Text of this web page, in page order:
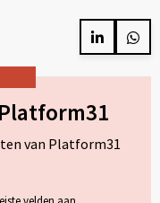
Delen
LinkedIn
van Platform31